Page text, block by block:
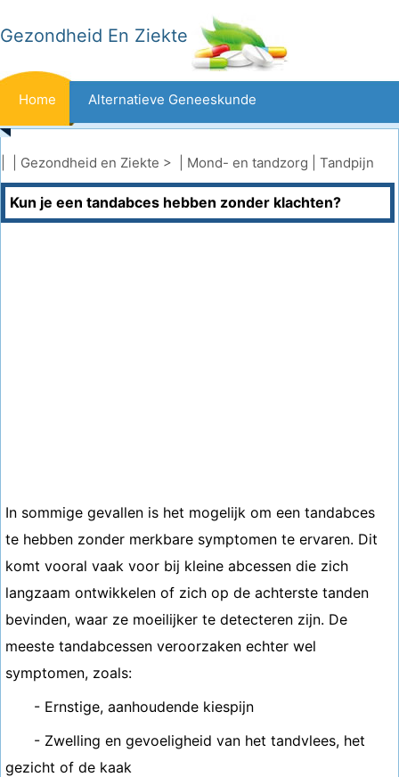
Gezondheid En Ziekte
Home Alternatieve Geneeskunde
Beten En Steken Kanker
Aandoeningen En Behandelingen Mond- En Tandzorg
Gezondheid en Ziekte > | Mond- en tandzorg Tandpijn
Kun je een tandabces hebben zonder klachten?
In sommige gevallen is het mogelijk om een ​​tandabces
te hebben zonder merkbare symptomen te ervaren. Dit
komt vooral vaak voor bij kleine abcessen die zich
langzaam ontwikkelen of zich op de achterste tanden
bevinden, waar ze moeilijker te detecteren zijn. De
meeste tandabcessen veroorzaken echter wel
symptomen, zoals:
- Ernstige, aanhoudende kiespijn
- Zwelling en gevoeligheid van het tandvlees, het
gezicht of de kaak